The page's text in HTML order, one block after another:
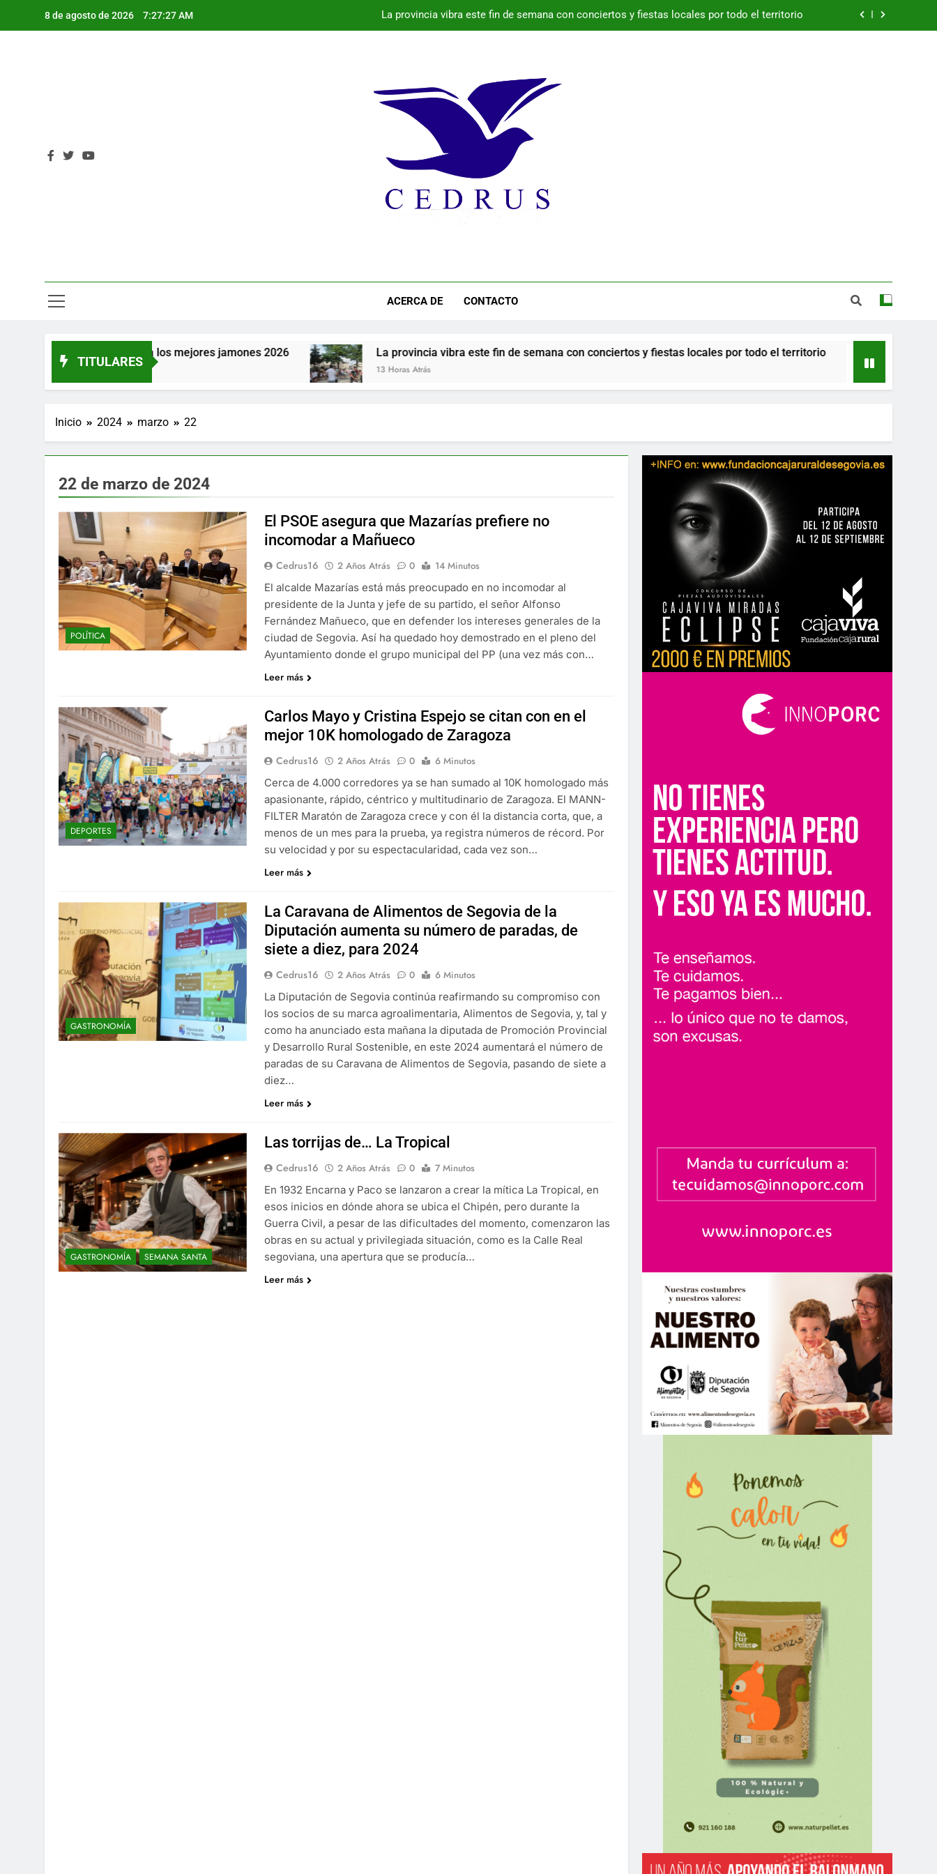
8 de agosto de 2026 7:27:28 AM La provincia vibra este fin de semana con conciertos y fiestas locales por todo el territorio
Programa de la semana cultural de Palazuelos de Eresma: viernes 7 de agosto
Monte Nevado gana el Premio Alimentos de España a los mejores jamones 2026
La provincia vibra este fin de semana con conciertos y fiestas locales por todo el territorio
Programa de la semana cultural de Palazuelos de Eresma: viernes 7 de agosto
ACERCA DE CONTACTO
TITULARES
de España a los mejores jamones 2026 La provincia vibra este fin de semana con conciertos y fiestas locales por todo el territorio
13 Horas Atrás 13 Horas Atrás
Inicio 2024 marzo 22
22 de marzo de 2024
POLÍTICA
El PSOE asegura que Mazarías prefiere no
incomodar a Mañueco
Cedrus16 2 Años Atrás 0
14 Minutos
El alcalde Mazarías está más preocupado en no incomodar al
presidente de la Junta y jefe de su partido, el señor Alfonso
Fernández Mañueco, que en defender los intereses generales de la
ciudad de Segovia. Así ha quedado hoy demostrado en el pleno del
Ayuntamiento donde el grupo municipal del PP (una vez más con…
Leer más
DEPORTES
Carlos Mayo y Cristina Espejo se citan con en el
mejor 10K homologado de Zaragoza
Cedrus16 2 Años Atrás 0
6 Minutos
Cerca de 4.000 corredores ya se han sumado al 10K homologado más
apasionante, rápido, céntrico y multitudinario de Zaragoza. El MANN-
FILTER Maratón de Zaragoza crece y con él la distancia corta, que, a
menos de un mes para la prueba, ya registra números de récord. Por
su velocidad y por su espectacularidad, cada vez son…
Leer más
GASTRONOMÍA
La Caravana de Alimentos de Segovia de la
Diputación aumenta su número de paradas, de
siete a diez, para 2024
Cedrus16 2 Años Atrás 0
6 Minutos
La Diputación de Segovia continúa reafirmando su compromiso con
los socios de su marca agroalimentaria, Alimentos de Segovia, y, tal y
como ha anunciado esta mañana la diputada de Promoción Provincial
y Desarrollo Rural Sostenible, en este 2024 aumentará el número de
paradas de su Caravana de Alimentos de Segovia, pasando de siete a
diez…
Leer más
GASTRONOMÍA SEMANA SANTA
Las torrijas de… La Tropical
Cedrus16 2 Años Atrás 0
7 Minutos
En 1932 Encarna y Paco se lanzaron a crear la mítica La Tropical, en
esos inicios en dónde ahora se ubica el Chipén, pero durante la
Guerra Civil, a pesar de las dificultades del momento, comenzaron las
obras en su actual y privilegiada situación, como es la Calle Real
segoviana, una apertura que se producía…
Leer más